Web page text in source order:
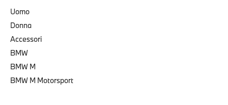
Uomo
Donna
Accessori
BMW
BMW M
BMW M Motorsport